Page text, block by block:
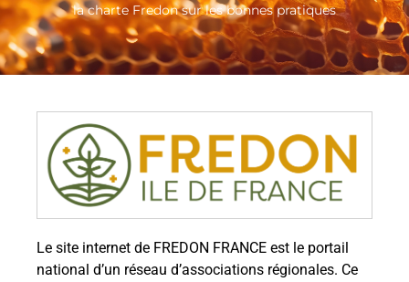
la charte Fredon sur les bonnes pratiques
Le site internet de FREDON FRANCE est le portail
national d’un réseau d’associations régionales. Ce